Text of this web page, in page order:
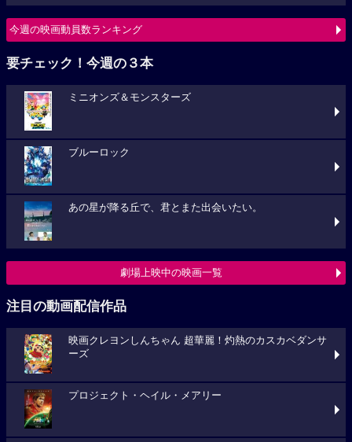
今週の映画動員数ランキング
要チェック！今週の３本
ミニオンズ＆モンスターズ
ブルーロック
あの星が降る丘で、君とまた出会いたい。
劇場上映中の映画一覧
注目の動画配信作品
映画クレヨンしんちゃん 超華麗！灼熱のカスカベダンサ
ーズ
プロジェクト・ヘイル・メアリー